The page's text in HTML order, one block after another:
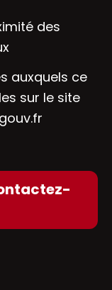
des
auxquels ce
sur le site